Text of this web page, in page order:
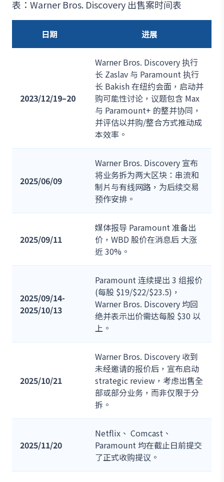
表：Warner Bros. Discovery 出售案时间表
日期 进展
2023/12/19–20
Warner Bros. Discovery 执行
长 Zaslav 与 Paramount 执行
长 Bakish 在纽约会面，启动并
购可能性讨论，议题包含 Max
与 Paramount+ 的整并协同，
并评估以并购/整合方式推动成
本效率。
2025/06/09
Warner Bros. Discovery 宣布
将业务拆为两大区块：串流和
制片与有线网路，为后续交易
预作安排。
2025/09/11
媒体报导 Paramount 准备出
价，WBD 股价在消息后 大涨
近 30%。
2025/09/14-
2025/10/13
Paramount 连续提出 3 组报价
(每股 $19/$22/$23.5)，
Warner Bros. Discovery 均回
绝并表示出价需达每股 $30 以
上。
2025/10/21
Warner Bros. Discovery 收到
未经邀请的报价后，宣布启动
strategic review，考虑出售全
部或部分业务，而非仅限于分
拆。
2025/11/20
Netflix、 Comcast、
Paramount 均在截止日前提交
了正式收购提议。